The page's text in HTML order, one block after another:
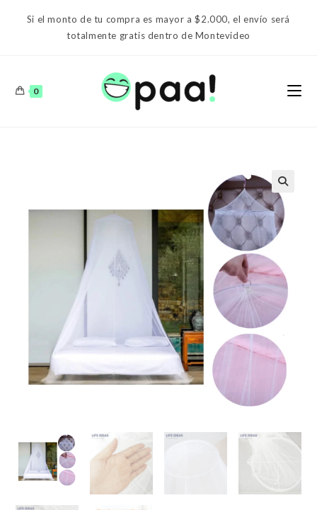
Si el monto de tu compra es mayor a $2.000, el envío será
totalmente gratis dentro de Montevideo
0